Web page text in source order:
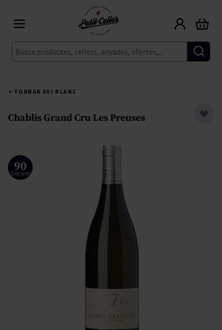
Cerca
Cart
TORNAR AVI BLANC
Chablis Grand Cru Les Preuses
Decanter
90